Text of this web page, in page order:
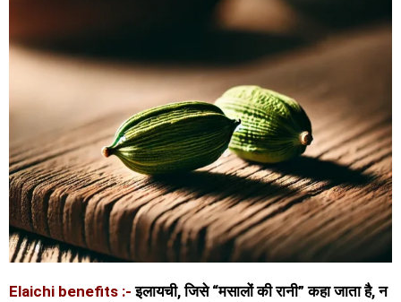
Elaichi benefits :- इलायची, जिसे “मसालों की रानी” कहा जाता है, न